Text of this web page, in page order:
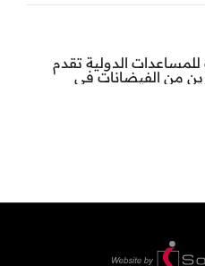
للمساعدات الدولية تقدم
من الفيضانات في